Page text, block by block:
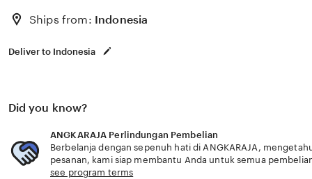
Ships from: Indonesia
Deliver to Indonesia
Did you know?
ANGKARAJA Perlindungan Pembelian
Berbelanja dengan sepenuh hati di ANGKARAJA,
pesanan, kami siap membantu Anda untuk semua
see program terms